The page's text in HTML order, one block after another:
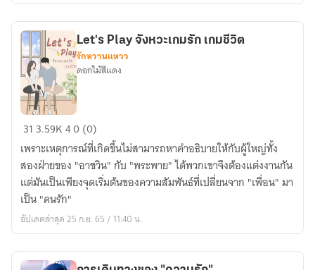
Let's
จังหวะ
เกม
รัก
เกม
ชีวิต
Let's Play จังหวะเกมรัก เกมชีวิต
รักหวานแหวว
ดอกไม้สีแดง
31 3.59K40 (0)
เพราะเหตุการณ์ที่เกิดขึ้นไม่สามารถหาคำอธิบายให้กับผู้ใหญ่ทั้ง
สองฝ่ายของ "อาชวิน" กับ "พระพาย" ได้พวกเขาจึงต้องแต่งงานกัน
แต่มันเป็นเพียงจุดเริ่มต้นของความสัมพันธ์ที่เปลี่ยนจาก "เพื่อน" มา
เป็น "คนรัก"
อัปเดตล่าสุด 25 ก.ย. 65 / 11:40 น.